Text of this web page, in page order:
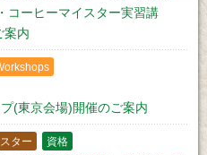
コーヒーマイスター実習講
案内
(東京会場)開催のご案内
ター 資格